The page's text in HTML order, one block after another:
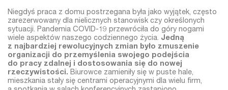
Niegdyś praca z domu postrzegana była jako wyjątek, często
zarezerwowany dla nielicznych stanowisk czy określonych
sytuacji. Pandemia COVID-19 przewróciła do góry nogami
wiele aspektów naszego codziennego życia. Jedną
z najbardziej rewolucyjnych zmian było zmuszenie
organizacji do przemyślenia swojego podejścia
do pracy zdalnej i dostosowania się do nowej
rzeczywistości. Biurowce zamieniły się w puste hale,
mieszkania stały się centrami operacyjnymi dla wielu firm,